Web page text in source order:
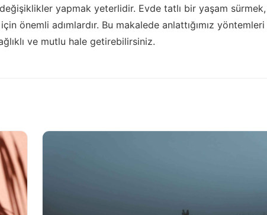
yapmak yeterlidir. Evde tatlı bir yaşam sürmek,
önemli adımlardır. Bu makalede anlattığımız yöntemleri
ve mutlu hale getirebilirsiniz.